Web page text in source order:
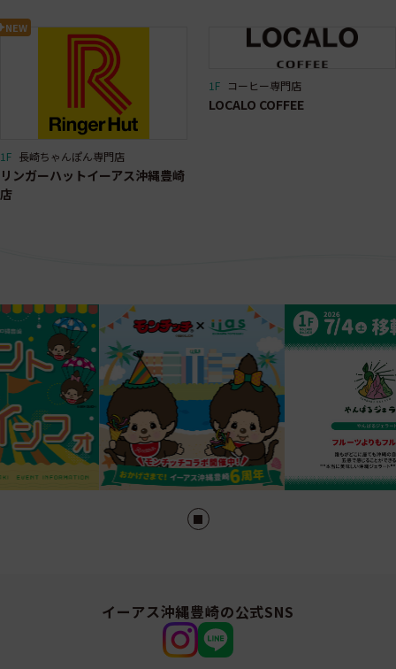
NEW
1F 長崎ちゃんぽん専門店
リンガーハットイーアス沖縄豊崎
店
1F コーヒー専門店
LOCALO COFFEE
イーアス沖縄豊崎の公式SNS